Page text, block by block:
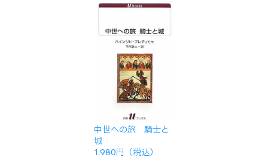
中世への旅 騎士と
城
1,980円（税込）